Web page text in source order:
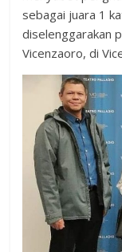
sebagai juara 1
diselenggarakan
Vicenzaoro, di